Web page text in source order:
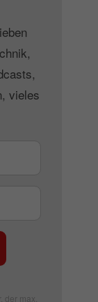
vieles
max.